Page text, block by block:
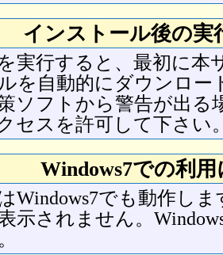
インストール後の実
実行すると、最初に本
を自動的にダウンロー
ソフトから警告が出る
セスを許可して下さい
Windows7での利
Windows7でも動作し
示されません。